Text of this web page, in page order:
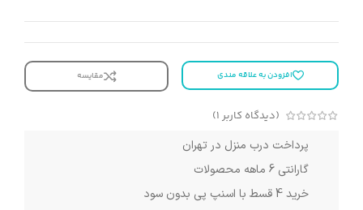
افزودن به علاقه مندی مقایسه
(دیدگاه کاربر 1
)
پرداخت درب منزل در تهران
گارانتی 6 ماهه محصولات
خرید 4 قسط با اسنپ پی بدون سود